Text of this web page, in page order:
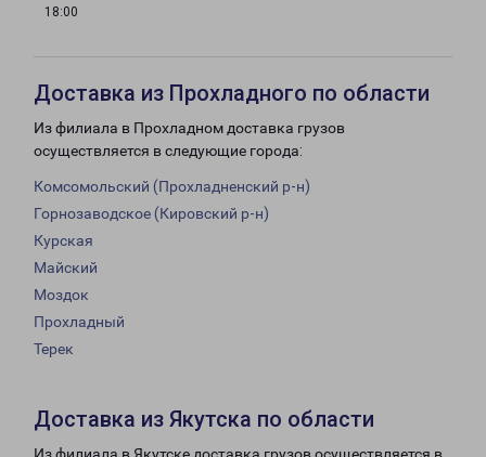
18:00
Доставка из Прохладного по области
Из филиала в Прохладном доставка грузов
осуществляется в следующие города:
Комсомольский (Прохладненский р-н)
Горнозаводское (Кировский р-н)
Курская
Майский
Моздок
Прохладный
Терек
Доставка из Якутска по области